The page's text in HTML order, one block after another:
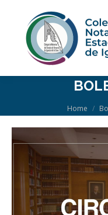
You are
Home